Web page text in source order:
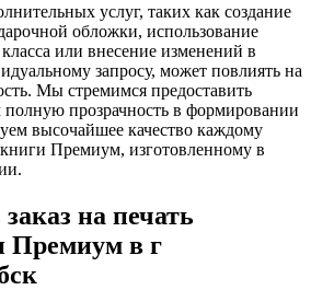
услуг, таких как создание
обложки, использование
или внесение изменений в
запросу, может повлиять на
Мы стремимся предоставить
прозрачность в формировании
высочайшее качество каждому
Премиум, изготовленному в
на печать
Премиум в г